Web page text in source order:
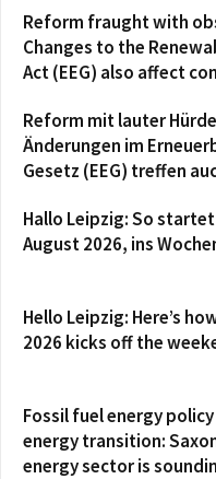
Reform fraught with
Changes to the
Act (EEG) also affect
Reform mit lauter
Änderungen im
Gesetz (EEG) treffen
Hallo Leipzig: So
August 2026, ins
Hello Leipzig: Here’s
2026 kicks off the
Fossil fuel energy
energy transition:
energy sector is